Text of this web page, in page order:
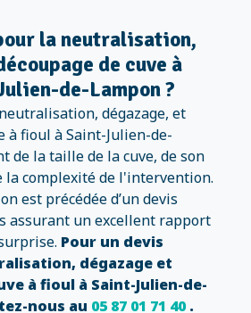
la neutralisation,
de cuve à
de-Lampon ?
dégazage, et
à fioul à Saint-Julien-de-
de la taille de la cuve, de son
la complexité de l'intervention.
est précédée d’un devis
assurant un excellent rapport
Pour un devis
dégazage et
à fioul à Saint-Julien-de-
nous au 05 87 01 71 40.